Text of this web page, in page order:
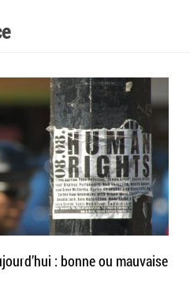
: bonne ou mauvaise